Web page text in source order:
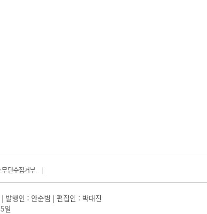
단수집거부 |
행인 : 안순범 | 편집인 : 박대진
일